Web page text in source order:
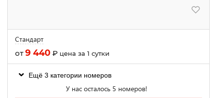
Стандарт
от9 440 ₽ цена за 1 сутки
Ещё 3 категории номеров
У нас осталось 5 номеров!